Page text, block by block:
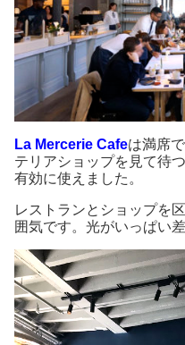
La Mercerie Cafeは満席
テリアショップを見て待
有効に使えました。
レストランとショップを
囲気です。光がいっぱい